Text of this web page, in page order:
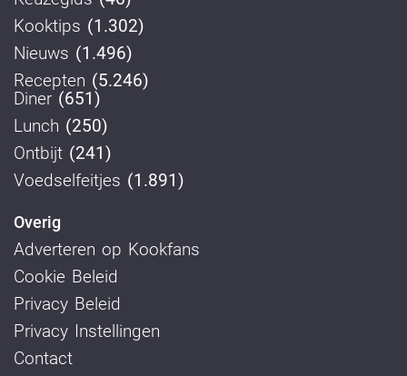
Kooktips (1.302)
Nieuws (1.496)
Recepten (5.246)
Diner (651)
Lunch (250)
Ontbijt (241)
Voedselfeitjes (1.891)
Overig
Adverteren op Kookfans
Cookie Beleid
Privacy Beleid
Privacy Instellingen
Contact